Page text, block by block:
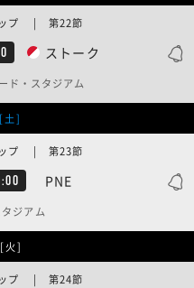
ストーク
ップ | 第22節
ド・スタジアム
[土]
PNE
ップ | 第23節
ジアム
[火]
ップ | 第24節